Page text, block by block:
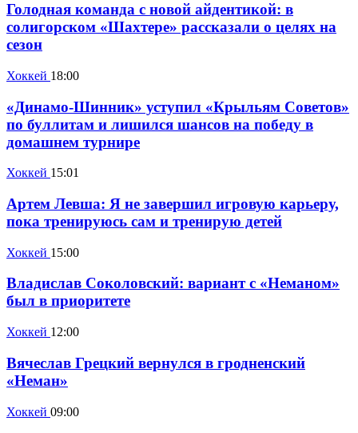
Голодная команда с новой айдентикой: в
солигорском «Шахтере» рассказали о целях на
сезон
Хоккей 18:00
«Динамо-Шинник» уступил «Крыльям Советов»
по буллитам и лишился шансов на победу в
домашнем турнире
Хоккей 15:01
Артем Левша: Я не завершил игровую карьеру,
пока тренируюсь сам и тренирую детей
Хоккей 15:00
Владислав Соколовский: вариант с «Неманом»
был в приоритете
Хоккей 12:00
Вячеслав Грецкий вернулся в гродненский
«Неман»
Хоккей 09:00